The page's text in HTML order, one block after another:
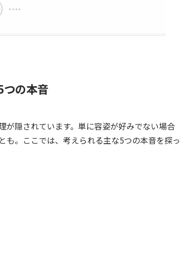
つの本音
が隠されています。単に容姿が好みでない場合
。ここでは、考えられる主な5つの本音を探っ